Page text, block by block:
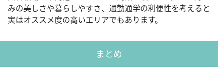
みの美しさや暮らしやすさ、通勤通学の利便性を考えると
実はオススメ度の高いエリアでもあります。
まとめ